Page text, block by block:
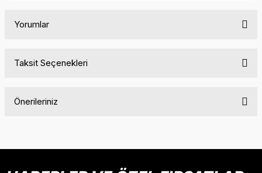
Yorumlar
Taksit Seçenekleri
Önerileriniz